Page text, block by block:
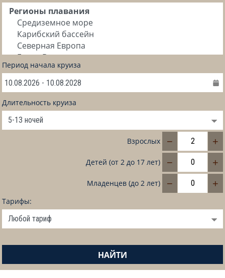
Период начала круиза
Длительность круиза
Взрослых − +
Детей (от 2 до 17 лет) − +
Младенцев (до 2 лет) − +
Тарифы:
НАЙТИ